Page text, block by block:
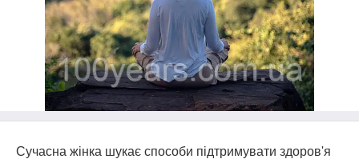
Сучасна жінка шукає способи підтримувати здоров'я